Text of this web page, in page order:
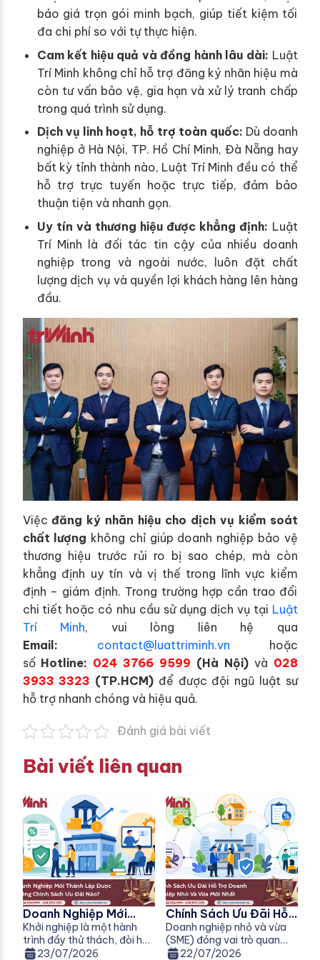
báo giá trọn gói minh bạch, giúp tiết kiệm tối
đa chi phí so với tự thực hiện.
Cam kết hiệu quả và đồng hành lâu dài: Luật
Trí Minh không chỉ hỗ trợ đăng ký nhãn hiệu mà
còn tư vấn bảo vệ, gia hạn và xử lý tranh chấp
trong quá trình sử dụng.
Dịch vụ linh hoạt, hỗ trợ toàn quốc: Dù doanh
nghiệp ở Hà Nội, TP. Hồ Chí Minh, Đà Nẵng hay
bất kỳ tỉnh thành nào, Luật Trí Minh đều có thể
hỗ trợ trực tuyến hoặc trực tiếp, đảm bảo
thuận tiện và nhanh gọn.
Uy tín và thương hiệu được khẳng định: Luật
Trí Minh là đối tác tin cậy của nhiều doanh
nghiệp trong và ngoài nước, luôn đặt chất
lượng dịch vụ và quyền lợi khách hàng lên hàng
đầu.
Việcđăng ký nhãn hiệu cho dịch vụ kiểm soát
chất lượng không chỉ giúp doanh nghiệp bảo vệ
thương hiệu trước rủi ro bị sao chép, mà còn
khẳng định uy tín và vị thế trong lĩnh vực kiểm
định – giám định. Trong trường hợp cần trao đổi
chi tiết hoặc có nhu cầu sử dụng dịch vụ tại Luật
Trí Minh, vui lòng liên hệ qua
Email: contact@luattriminh.vn hoặc
số Hotline: 024 3766 9599 (Hà Nội) và 028
3933 3323 (TP.HCM) để được đội ngũ luật sư
hỗ trợ nhanh chóng và hiệu quả.
Đánh giá bài viết
Bài viết liên quan
Doanh Nghiệp Mới
Thành Lập Được
Hưởng Chính Sách Ưu
Đãi Nào?
Khởi nghiệp là một hành
trình đầy thử thách, đòi hỏi
nhà đầu tư không chỉ cần ý
23/07/2026
Chính Sách Ưu Đãi Hỗ
Trợ Doanh Nghiệp Nhỏ
Và Vừa
Doanh nghiệp nhỏ và vừa
(SME) đóng vai trò quan
trọng trong sự phát triển
22/07/2026